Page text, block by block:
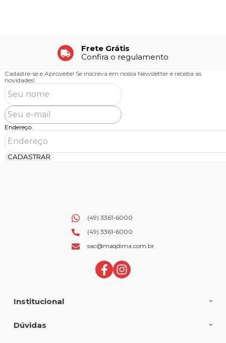
Frete Grátis
Confira o regulamento
Cadastre-se e Aproveite! Se inscreva em nossa Newsletter e receba as
novidades!
Endereço:
CADASTRAR
Institucional
Dúvidas
(49) 3361-6000
(49) 3361-6000
sac@maqdima.com.br